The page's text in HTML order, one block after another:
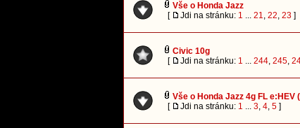
Vše o Honda Jazz
[
Jdi na stránku: 1 ... 21, 22, 23 ]
Civic 10g
[
Jdi na stránku: 1 ... 244, 245,
Vše o Honda Jazz 4g FL e:HEV
[
Jdi na stránku: 1 ... 3, 4, 5 ]